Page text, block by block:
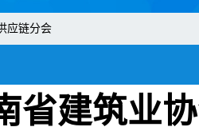
应链分会
省建筑业